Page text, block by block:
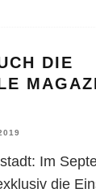
DIE
Im
die